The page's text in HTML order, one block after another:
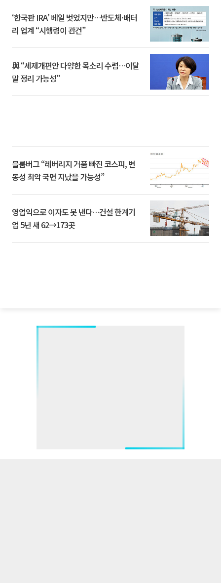
‘한국판 IRA’ 베일 벗었지만…반도체·배터
리 업계 “시행령이 관건”
與 “세제개편안 다양한 목소리 수렴…이달
말 정리 가능성”
블룸버그 “레버리지 거품 빠진 코스피, 변
동성 최악 국면 지났을 가능성”
영업익으로 이자도 못 낸다…건설 한계기
업 5년 새 62→173곳